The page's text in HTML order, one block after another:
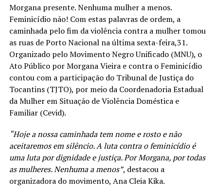
Morgana presente. Nenhuma mulher a menos.
Feminicídio não! Com estas palavras de ordem, a
caminhada pelo fim da violência contra a mulher tomou
as ruas de Porto Nacional na última sexta-feira,31.
Organizado pelo Movimento Negro Unificado (MNU), o
Ato Público por Morgana Vieira e contra o Feminicídio
contou com a participação do Tribunal de Justiça do
Tocantins (TJTO), por meio da Coordenadoria Estadual
da Mulher em Situação de Violência Doméstica e
Familiar (Cevid).
“Hoje a nossa caminhada tem nome e rosto e não
aceitaremos em silêncio. A luta contra o feminicídio é
uma luta por dignidade e justiça. Por Morgana, por todas
as mulheres. Nenhuma a menos”, destacou a
organizadora do movimento, Ana Cleia Kika.